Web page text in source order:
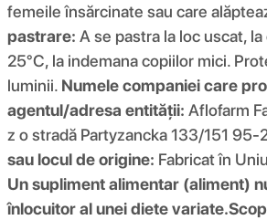
femeile însărcinate sau care
pastrare: A se pastra la loc uscat,
25°C, la indemana copiilor mici.
luminii. Numele companiei care
agentul/adresa entității: Aflofarm
z o stradă Partyzancka 133/151 95-
sau locul de origine: Fabricat în
Un supliment alimentar (aliment)
înlocuitor al unei diete variate.